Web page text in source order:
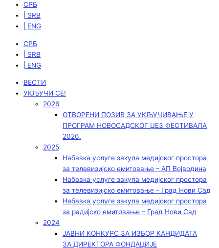
СРБ
| SRB
| ENG
СРБ
| SRB
| ENG
ВЕСТИ
УКЉУЧИ СЕ!
2026
ОТВОРЕНИ ПОЗИВ ЗА УКЉУЧИВАЊЕ У
ПРОГРАМ НОВОСАДСКОГ ЏЕЗ ФЕСТИВАЛА
2026.
2025
Набавка услуге закупа медијског простора
за телевизијско емитовање – АП Војводинa
Набавка услуге закупа медијског простора
за телевизијско емитовање – Град Нови Сад
Набавка услуге закупа медијског простора
за радијско емитовање – Град Нови Сад
2024
ЈАВНИ КОНКУРС ЗА ИЗБОР КАНДИДАТА
ЗА ДИРЕКТОРА ФОНДАЦИЈЕ